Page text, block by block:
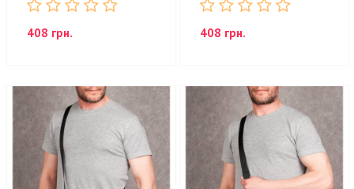
408 грн. 408 грн.